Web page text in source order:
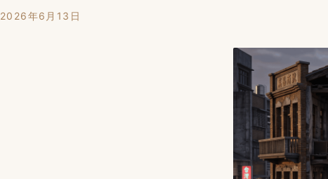
2026年6月13日